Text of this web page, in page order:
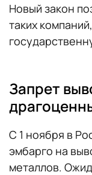
Новый закон
таких
Запрет
С 1 ноября в
эмбарго на
металлов.